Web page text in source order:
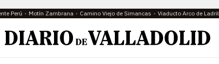
Perú Motín Zambrana Camino Viejo de Simancas Viaducto Arco de